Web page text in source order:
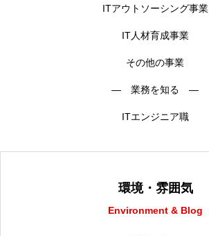
ITアウトソーシング事業
IT人材育成事業
その他の事業
― 業務を知る ―
ITエンジニア職
環境・雰囲気
Environment & Blog